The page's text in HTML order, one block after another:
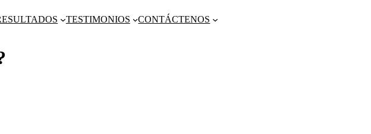
TESTIMONIOS CONTÁCTENOS